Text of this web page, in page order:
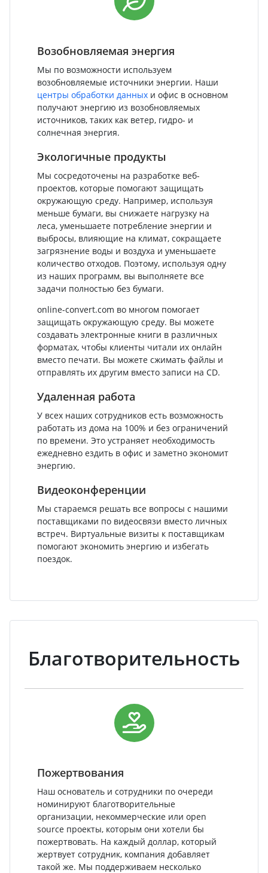
Возобновляемая энергия
Мы по возможности используем
возобновляемые источники энергии. Наши
центры обработки данных и офис в основном
получают энергию из возобновляемых
источников, таких как ветер, гидро- и
солнечная энергия.
Экологичные продукты
Мы сосредоточены на разработке веб-
проектов, которые помогают защищать
окружающую среду. Например, используя
меньше бумаги, вы снижаете нагрузку на
леса, уменьшаете потребление энергии и
выбросы, влияющие на климат, сокращаете
загрязнение воды и воздуха и уменьшаете
количество отходов. Поэтому, используя одну
из наших программ, вы выполняете все
задачи полностью без бумаги.
online-convert.com во многом помогает
защищать окружающую среду. Вы можете
создавать электронные книги в различных
форматах, чтобы клиенты читали их онлайн
вместо печати. Вы можете сжимать файлы и
отправлять их другим вместо записи на CD.
Удаленная работа
У всех наших сотрудников есть возможность
работать из дома на 100% и без ограничений
по времени. Это устраняет необходимость
ежедневно ездить в офис и заметно экономит
энергию.
Видеоконференции
Мы стараемся решать все вопросы с нашими
поставщиками по видеосвязи вместо личных
встреч. Виртуальные визиты к поставщикам
помогают экономить энергию и избегать
поездок.
Благотворительность
Пожертвования
Наш основатель и сотрудники по очереди
номинируют благотворительные
организации, некоммерческие или open
source проекты, которым они хотели бы
пожертвовать. На каждый доллар, который
жертвует сотрудник, компания добавляет
такой же. Мы поддерживаем несколько